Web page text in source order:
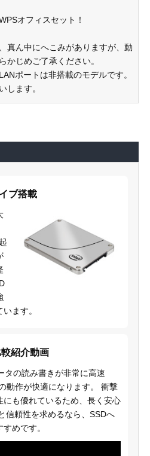
オフィスセット！
真ん中にへこみがありますが、動
かじめご了承ください。
ポートは非搭載のモデルです。
します。
ブ搭載
ます。
紹介動画
タの読み書きが非常に高速
動作が快適になります。 衝撃
も優れているため、長く安心
信頼性を求めるなら、SSDへ
めです。